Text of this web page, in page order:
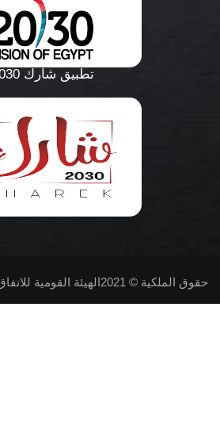
تطبيق شارك 2030
حقوق الملكية © 2021الهيئة القومية للانفاق